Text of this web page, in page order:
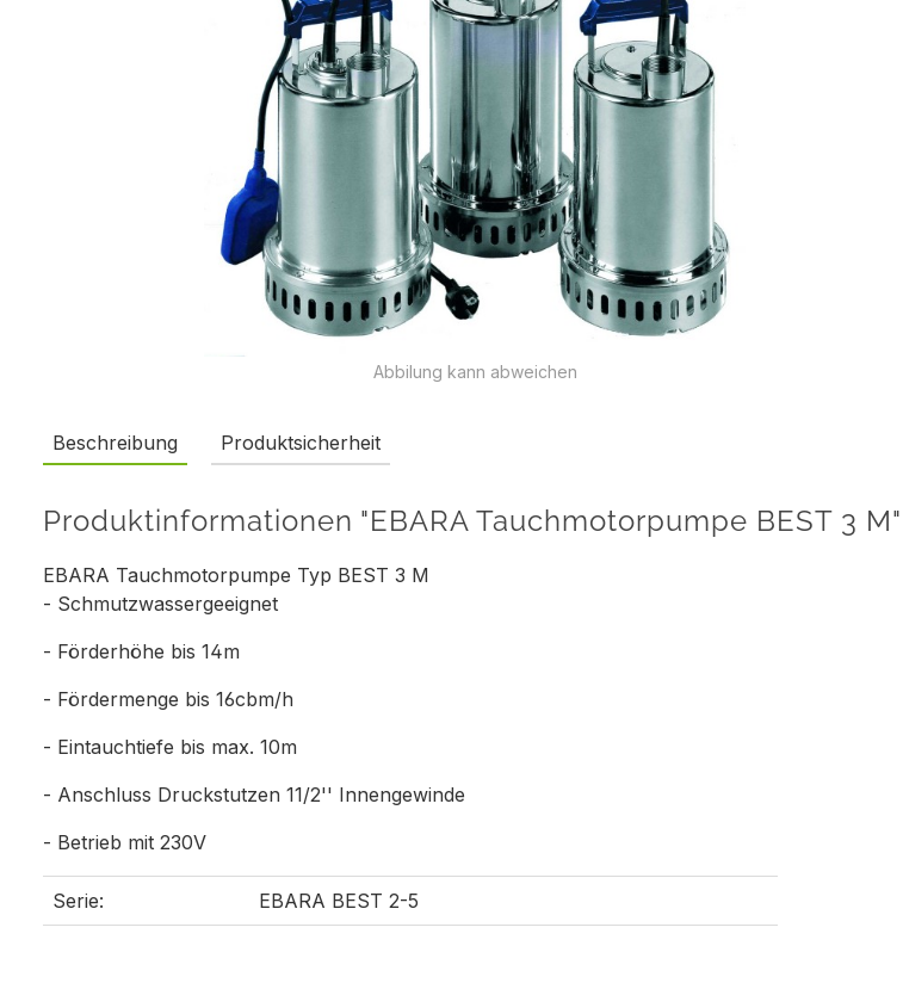
Abbilung kann abweichen
Beschreibung Produktsicherheit
Produktinformationen "EBARA Tauchmotorpumpe BEST 3 M"
EBARA Tauchmotorpumpe Typ BEST 3 M
- Schmutzwassergeeignet
- Förderhöhe bis 14m
- Fördermenge bis 16cbm/h
- Eintauchtiefe bis max. 10m
- Anschluss Druckstutzen 11/2'' Innengewinde
- Betrieb mit 230V
Serie: EBARA BEST 2-5